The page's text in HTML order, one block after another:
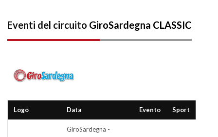
Eventi del circuito GiroSardegna CLASSIC
Logo Data Evento Sport
GiroSardegna -